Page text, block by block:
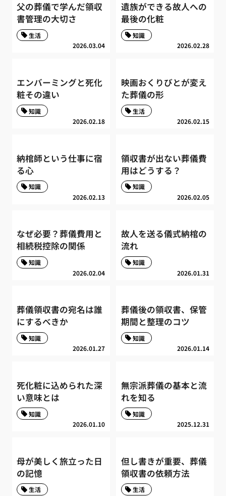
父の葬儀で学んだ領収
書管理の大切さ
2026.03.04
生活
遺族ができる故人への
最後の化粧
2026.02.28
知識
エンバーミングと死化
粧その違い
2026.02.18
知識
映画おくりびとが変え
た葬儀の形
2026.02.15
生活
納棺師という仕事に宿
る心
2026.02.13
知識
領収書が出ない葬儀費
用はどうする？
2026.02.05
知識
なぜ必要？葬儀費用と
相続税控除の関係
2026.02.04
知識
故人を送る儀式納棺の
流れ
2026.01.31
知識
葬儀領収書の宛名は誰
にするべきか
2026.01.27
知識
葬儀後の領収書、保管
期間と整理のコツ
2026.01.14
知識
死化粧に込められた深
い意味とは
2026.01.10
知識
無宗派葬儀の基本と流
れを知る
2025.12.31
知識
母が美しく旅立った日
の記憶
生活
但し書きが重要、葬儀
領収書の依頼方法
生活